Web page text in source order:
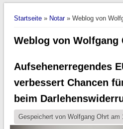
Sie sind hier
Startseite» Notar» Weblog von
Weblog von Wolfgang
Aufsehenerregendes
verbessert Chancen
beim
Gespeichert von Wolfgang Ohrtam
Suchformular